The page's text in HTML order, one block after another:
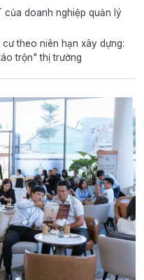
của doanh nghiệp quản lý
theo niên hạn xây dựng:
trộn" thị trường